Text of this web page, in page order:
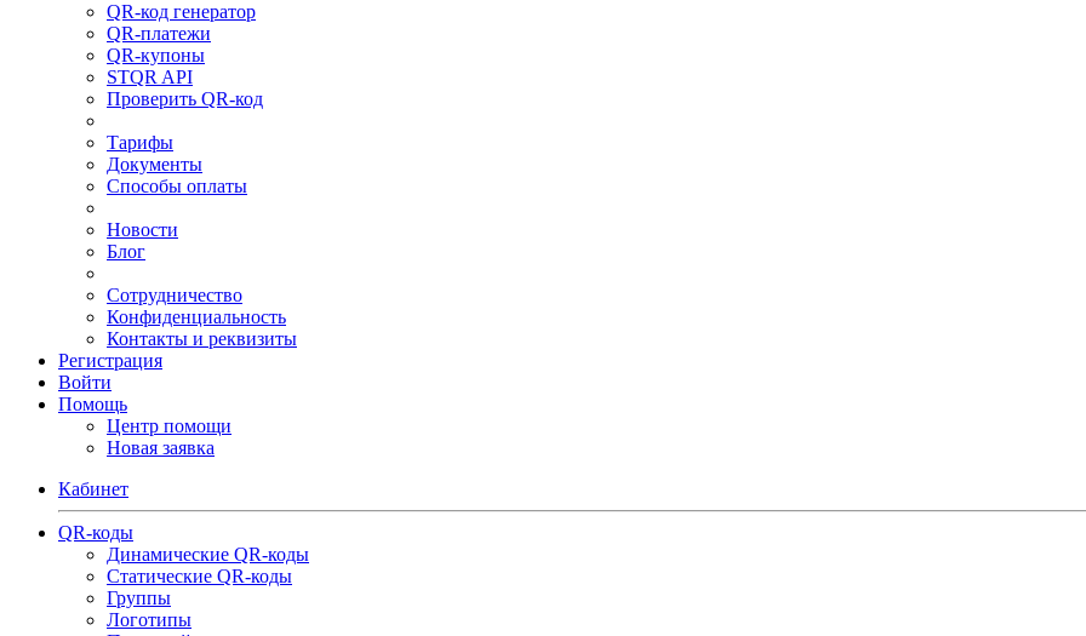
QR-код генератор
QR-платежи
QR-купоны
STQR API
Проверить QR-код
Тарифы
Документы
Способы оплаты
Новости
Блог
Сотрудничество
Конфиденциальность
Контакты и реквизиты
Регистрация
Войти
Помощь
Центр помощи
Новая заявка
Кабинет
QR-коды
Динамические QR-коды
Статические QR-коды
Группы
Логотипы